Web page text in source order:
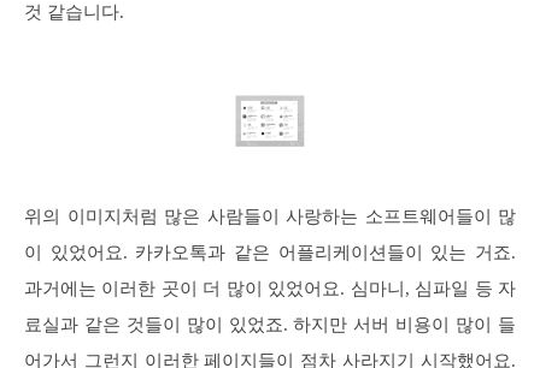
것 같습니다.
위의 이미지처럼 많은 사람들이 사랑하는 소프트웨어들이 많
이 있었어요. 카카오톡과 같은 어플리케이션들이 있는 거죠.
과거에는 이러한 곳이 더 많이 있었어요. 심마니, 심파일 등 자
료실과 같은 것들이 많이 있었죠. 하지만 서버 비용이 많이 들
어가서 그런지 이러한 페이지들이 점차 사라지기 시작했어요.